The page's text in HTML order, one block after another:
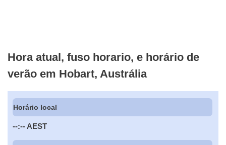
Hora atual, fuso horario, e horário de
verão em Hobart, Austrália
Horário local
--:-- AEST